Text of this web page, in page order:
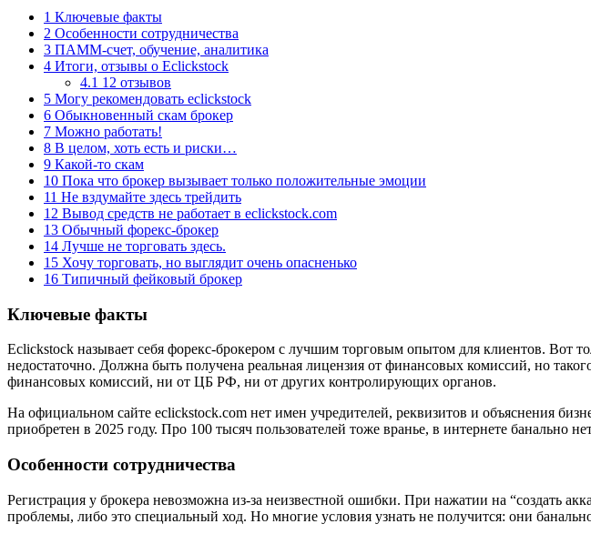
1 Ключевые факты
2 Особенности сотрудничества
3 ПАММ-счет, обучение, аналитика
4 Итоги, отзывы о Eclickstock
4.1 12 отзывов
5 Могу рекомендовать eclickstock
6 Обыкновенный скам брокер
7 Можно работать!
8 В целом, хоть есть и риски…
9 Какой-то скам
10 Пока что брокер вызывает только положительные эмоции
11 Не вздумайте здесь трейдить
12 Вывод средств не работает в eclickstock.com
13 Обычный форекс-брокер
14 Лучше не торговать здесь.
15 Хочу торговать, но выглядит очень опасненько
16 Типичный фейковый брокер
Ключевые факты
Eclickstock называет себя форекс-брокером с лучшим торговым опытом для клиентов. Вот
недостаточно. Должна быть получена реальная лицензия от финансовых комиссий, но
финансовых комиссий, ни от ЦБ РФ, ни от других контролирующих органов.
На официальном сайте eclickstock.com нет имен учредителей, реквизитов и объяснения
приобретен в 2025 году. Про 100 тысяч пользователей тоже вранье, в интернете банально
Особенности сотрудничества
Регистрация у брокера невозможна из-за неизвестной ошибки. При нажатии на “создать
проблемы, либо это специальный ход. Но многие условия узнать не получится: они